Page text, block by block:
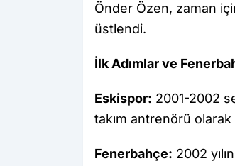
Önder Özen, zaman
üstlendi.
İlk Adımlar ve
Eskispor: 2001-2002
takım antrenörü olarak
Fenerbahçe: 2002